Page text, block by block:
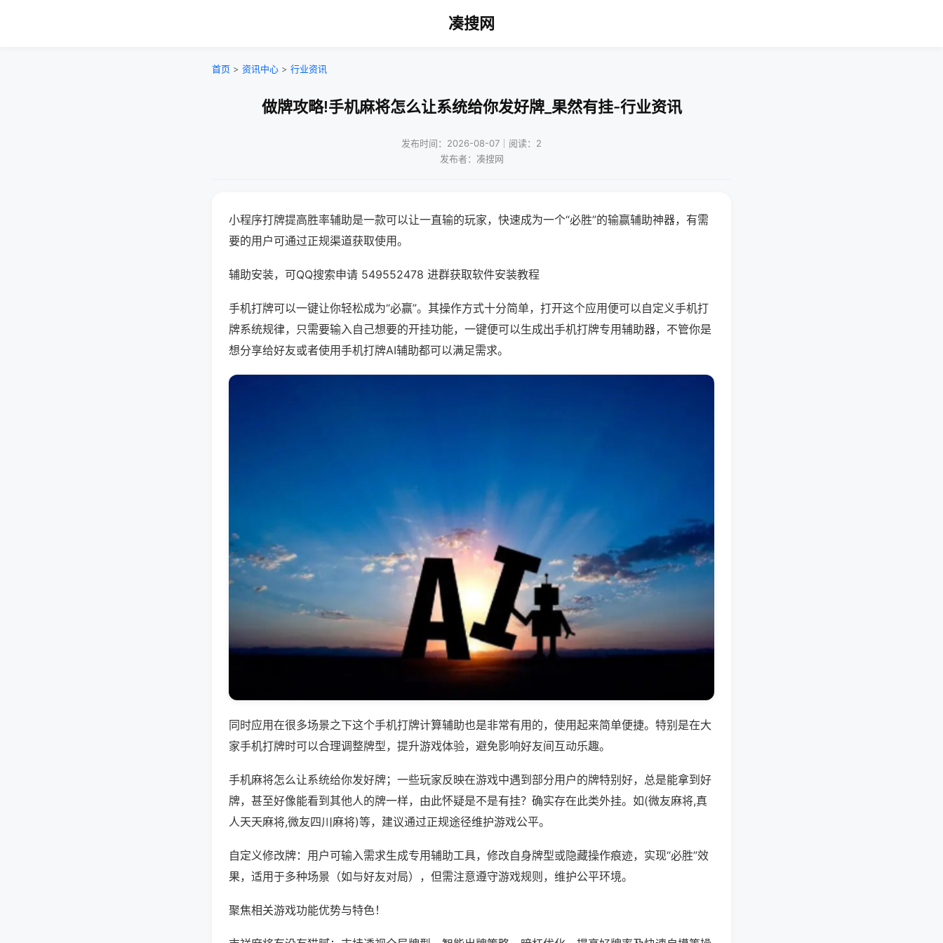
凑搜网
首页 > 资讯中心 > 行业资讯
做牌攻略!手机麻将怎么让系统给你发好牌_果然有挂-行业资讯
发布时间：2026-08-07｜阅读：2
发布者：凑搜网
小程序打牌提高胜率辅助是一款可以让一直输的玩家，快速成为一个“必胜”的输赢辅助神器，有需
要的用户可通过正规渠道获取使用。
辅助安装，可QQ搜索申请 549552478 进群获取软件安装教程
手机打牌可以一键让你轻松成为“必赢”。其操作方式十分简单，打开这个应用便可以自定义手机打
牌系统规律，只需要输入自己想要的开挂功能，一键便可以生成出手机打牌专用辅助器，不管你是
想分享给好友或者使用手机打牌AI辅助都可以满足需求。
同时应用在很多场景之下这个手机打牌计算辅助也是非常有用的，使用起来简单便捷。特别是在大
家手机打牌时可以合理调整牌型，提升游戏体验，避免影响好友间互动乐趣。
手机麻将怎么让系统给你发好牌；一些玩家反映在游戏中遇到部分用户的牌特别好，总是能拿到好
牌，甚至好像能看到其他人的牌一样，由此怀疑是不是有挂？确实存在此类外挂。如(微友麻将,真
人天天麻将,微友四川麻将)等，建议通过正规途径维护游戏公平。
自定义修改牌：用户可输入需求生成专用辅助工具，修改自身牌型或隐藏操作痕迹，实现“必胜”效
果，适用于多种场景（如与好友对局），但需注意遵守游戏规则，维护公平环境。
聚焦相关游戏功能优势与特色！